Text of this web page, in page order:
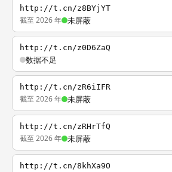
http://t.cn/z8BYjYT
截至 2026 年 未屏蔽
http://t.cn/z0D6ZaQ
数据不足
http://t.cn/zR6iIFR
截至 2026 年 未屏蔽
http://t.cn/zRHrTfQ
截至 2026 年 未屏蔽
http://t.cn/8khXa9O